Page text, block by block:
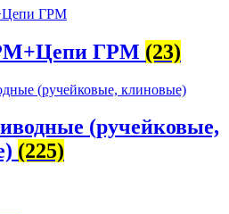
ГРМ (23)
(ручейковые,
(225)